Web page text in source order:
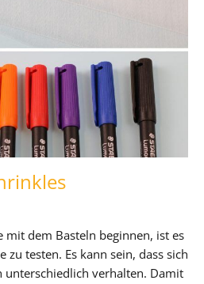
mit dem Basteln beginnen, ist es
testen. Es kann sein, dass sich
unterschiedlich verhalten. Damit